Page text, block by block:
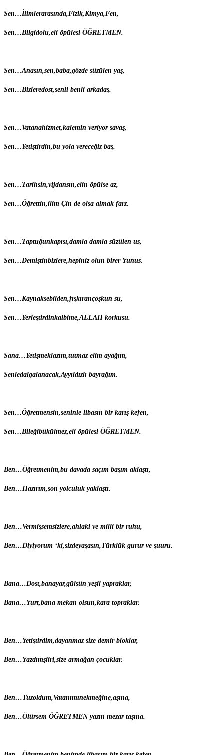
Sen…İlimlerarasında,Fizik,Kimya,Fen,
Sen…Bilgidolu,eli öpülesi ÖĞRETMEN.
Sen…Anasın,sen,baba,gözde süzülen yaş,
Sen…Bizleredost,senli benli arkadaş.
Sen…Vatanahizmet,kalemin veriyor savaş,
Sen…Yetiştirdin,bu yola vereceğiz baş.
Sen…Tarihsin,vijdansın,elin öpülse az,
Sen…Öğrettin,ilim Çin de olsa almak farz.
Sen…Taptuğunkapısı,damla damla süzülen us,
Sen…Demiştinbizlere,hepiniz olun birer Yunus.
Sen…Kaynaksebilden,fışkırançoşkun su,
Sen…Yerleştirdinkalbime,ALLAH korkusu.
Sana…Yetişmeklazım,tutmaz elim ayağım,
Senledalgalanacak,Ayyıldızlı bayrağım.
Sen…Öğretmensin,seninle libasın bir karış kefen,
Sen…Bileğibükülmez,eli öpülesi ÖĞRETMEN.
Ben…Öğretmenim,bu davada saçım başım aklaştı,
Ben…Hazırım,son yolculuk yaklaştı.
Ben…Vermişsemsizlere,ahlaki ve milli bir ruhu,
Ben…Diyiyorum ‘ki,sizdeyaşasın,Türklük gurur ve şuuru.
Bana…Dost,banayar,gülsün yeşil yapraklar,
Bana…Yurt,bana mekan olsun,kara topraklar.
Ben…Yetiştirdim,dayanmaz size demir bloklar,
Ben…Yazdımşiiri,size armağan çocuklar.
Ben…Tuzoldum,Vatanımınekmeğine,aşına,
Ben…Ölürsem ÖĞRETMEN yazın mezar taşına.